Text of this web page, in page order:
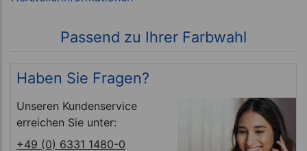
Passend zu Ihrer Farbwahl
Haben Sie Fragen?
Unseren Kundenservice
erreichen Sie unter:
+49 (0) 6331 1480-0